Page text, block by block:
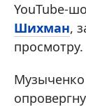
YouTube-
Шихман,
просмотру.
Музыченко